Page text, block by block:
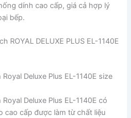
dính cao cấp, giá cả hợp lý
bếp.
ROYAL DELUXE PLUS EL-1140E
Deluxe Plus EL-1140E size
Deluxe Plus EL-1140E có
cao cấp được làm từ chất liệu